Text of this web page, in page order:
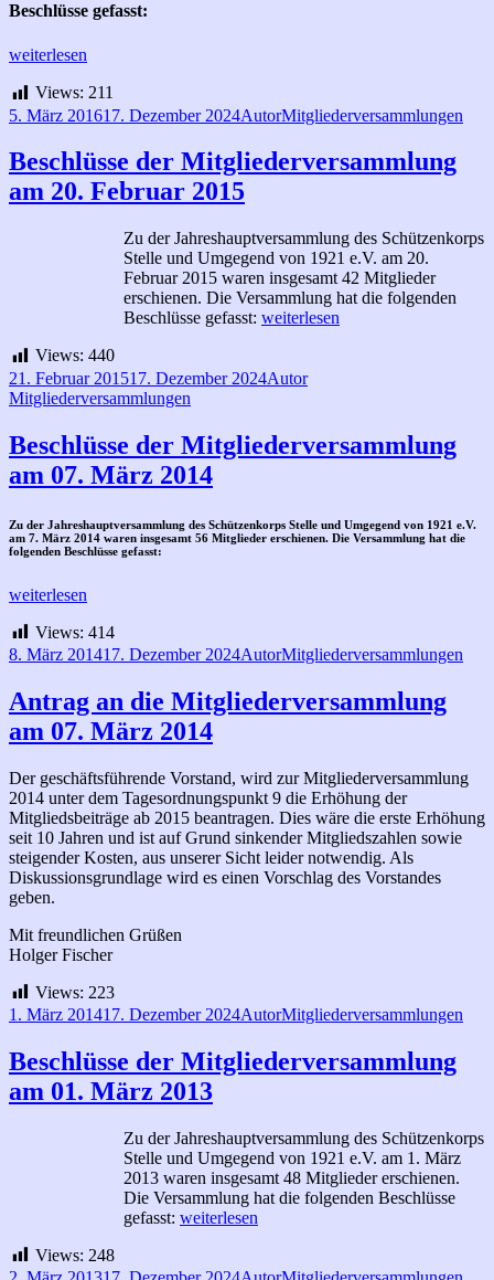
Beschlüsse gefasst:
Beschlüsse
Mitgliederversammlung
am
März
2016
weiterlesen
Views: 211
Veröffentlicht
5. März 201617. Dezember 2024Autor
AutorKategorien
Mitgliederversammlungen
Beschlüsse der Mitgliederversammlung
am 20. Februar 2015
Zu der Jahreshauptversammlung des Schützenkorps
Stelle und Umgegend von 1921 e.V. am 20.
Februar 2015 waren insgesamt 42 Mitglieder
erschienen. Die Versammlung hat die folgenden
Beschlüsse gefasst: Beschlüsse
am
2015
weiterlesen
Views: 440
Veröffentlicht
am
21. Februar 201517. Dezember 2024Autor
AutorKategorien
Mitgliederversammlungen
Beschlüsse der Mitgliederversammlung
am 07. März 2014
Zu der Jahreshauptversammlung des Schützenkorps Stelle und Umgegend von 1921 e.V.
am 7. März 2014 waren insgesamt 56 Mitglieder erschienen. Die Versammlung hat die
folgenden Beschlüsse gefasst:
Beschlüsse
Mitgliederversammlung
am
März
2014
weiterlesen
Views: 414
Veröffentlicht
8. März 201417. Dezember 2024Autor
AutorKategorien
Mitgliederversammlungen
Antrag an die Mitgliederversammlung
am 07. März 2014
Der geschäftsführende Vorstand, wird zur Mitgliederversammlung
2014 unter dem Tagesordnungspunkt 9 die Erhöhung der
Mitgliedsbeiträge ab 2015 beantragen. Dies wäre die erste Erhöhung
seit 10 Jahren und ist auf Grund sinkender Mitgliedszahlen sowie
steigender Kosten, aus unserer Sicht leider notwendig. Als
Diskussionsgrundlage wird es einen Vorschlag des Vorstandes
geben.
Mit freundlichen Grüßen
Holger Fischer
Views: 223
Veröffentlicht
1. März 201417. Dezember 2024Autor
AutorKategorien
Mitgliederversammlungen
Beschlüsse der Mitgliederversammlung
am 01. März 2013
Zu der Jahreshauptversammlung des Schützenkorps
Stelle und Umgegend von 1921 e.V. am 1. März
2013 waren insgesamt 48 Mitglieder erschienen.
Die Versammlung hat die folgenden Beschlüsse
gefasst: Beschlüsse
am
weiterlesen
Views: 248